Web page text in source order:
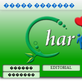
����� �������
������ EDITORIAL
�������